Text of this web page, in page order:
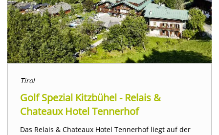
Tirol
Golf Spezial Kitzbühel - Relais &
Chateaux Hotel Tennerhof
Das Relais & Chateaux Hotel Tennerhof liegt auf der